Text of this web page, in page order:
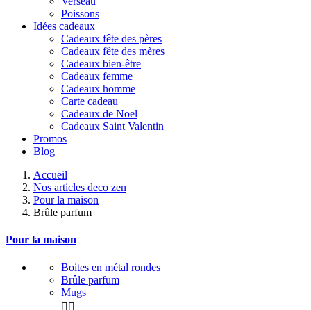
Poissons
Idées cadeaux
Cadeaux fête des pères
Cadeaux fête des mères
Cadeaux bien-être
Cadeaux femme
Cadeaux homme
Carte cadeau
Cadeaux de Noel
Cadeaux Saint Valentin
Promos
Blog
Accueil
Nos articles deco zen
Pour la maison
Brûle parfum
Pour la maison
Boites en métal rondes
Brûle parfum
Mugs
 